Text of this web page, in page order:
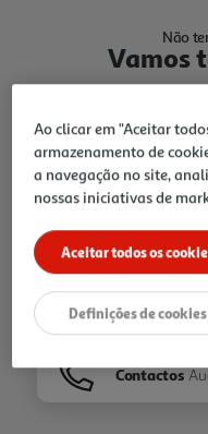
Não
Vamos
Ir para
Contactos
Ao clicar em "Aceitar
armazenamento de
a navegação no site,
nossas iniciativas de
Aceitar todos os
Definições de cookies